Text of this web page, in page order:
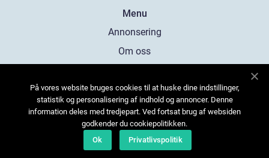
Menu
Annonsering
Om oss
Kontakta oss
Sitemap
På vores website bruges cookies til at huske dine indstillinger,
statistik og personalisering af indhold og annoncer. Denne
information deles med tredjepart. Ved fortsat brug af websiden
godkender du cookiepolitikken.
Ok
Privatlivspolitik